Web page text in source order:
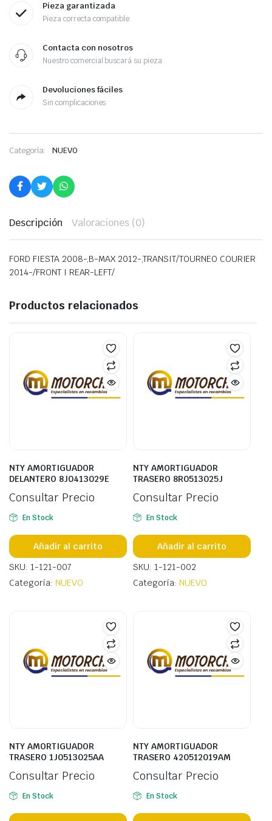
Pieza garantizada
Pieza correcta compatible
Contacta con nosotros
Nuestro comercial buscará su pieza
Devoluciones fáciles
Sin complicaciones
Categoría: NUEVO
Descripción Valoraciones (0)
FORD FIESTA 2008-,B-MAX 2012-,TRANSIT/TOURNEO COURIER
2014-/FRONT I REAR-LEFT/
Productos relacionados
NTY AMORTIGUADOR
DELANTERO 8J0413029E
Consultar Precio
En Stock
Añadir al carrito
SKU: 1-121-007
Categoría: NUEVO
NTY AMORTIGUADOR
TRASERO 8R0513025J
Consultar Precio
En Stock
Añadir al carrito
SKU: 1-121-002
Categoría: NUEVO
NTY AMORTIGUADOR
TRASERO 1J0513025AA
Consultar Precio
En Stock
NTY AMORTIGUADOR
TRASERO 420512019AM
Consultar Precio
En Stock